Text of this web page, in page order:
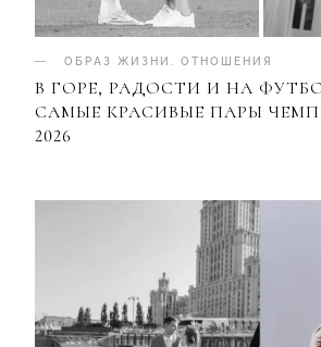
ОБРАЗ ЖИЗНИ ОТНОШЕНИЯ
В ГОРЕ, РАДОСТИ И НА
САМЫЕ КРАСИВЫЕ ПАРЫ
2026